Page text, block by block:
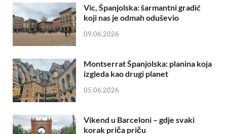
Vic, Španjolska: šarmantni gradić
koji nas je odmah oduševio
09.06.2026
Montserrat Španjolska: planina koja
izgleda kao drugi planet
05.06.2026
Vikend u Barceloni – gdje svaki
korak priča priču